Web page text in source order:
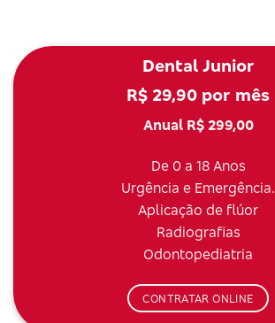
Dental Junior
R$ 29,90 por mês
Anual R$ 299,00
De 0 a 18 Anos
Urgência e Emergência.
Aplicação de flúor
Radiografias
Odontopediatria
CONTRATAR ONLINE